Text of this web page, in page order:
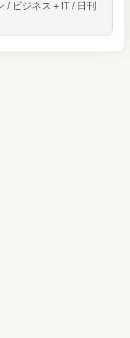
/ ビジネス＋IT / 日刊